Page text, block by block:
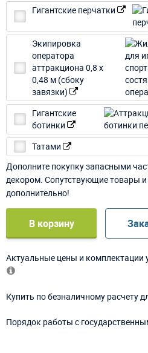
Гигантские перчатки
Экипировка
оператора
аттракциона 0,8 х
0,48 м (сбоку
завязки)
Гигантские
ботинки
Татами
Дополните покупку запасными
декором. Сопутствующие товары
дополнительно!
В корзину
Актуальные цены и комплектации
Купить по безналичному расчету
Порядок работы с